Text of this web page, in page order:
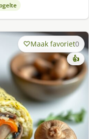
Maak favoriet0
👍